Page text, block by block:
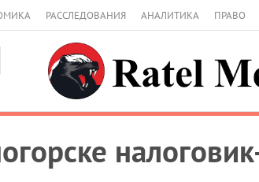
РАССЛЕДОВАНИЯ АНАЛИТИКА ПРАВО